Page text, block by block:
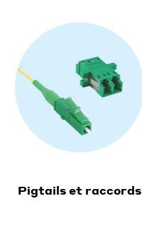
Pigtails et raccords